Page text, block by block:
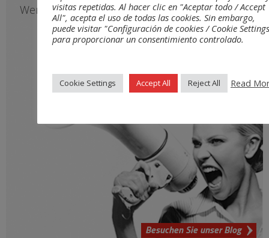
Werke
Besuchen Sie unser Blog